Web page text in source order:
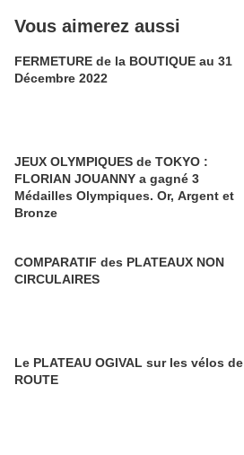
Vous aimerez aussi
FERMETURE de la BOUTIQUE au 31
Décembre 2022
JEUX OLYMPIQUES de TOKYO :
FLORIAN JOUANNY a gagné 3
Médailles Olympiques. Or, Argent et
Bronze
COMPARATIF des PLATEAUX NON
CIRCULAIRES
Le PLATEAU OGIVAL sur les vélos de
ROUTE